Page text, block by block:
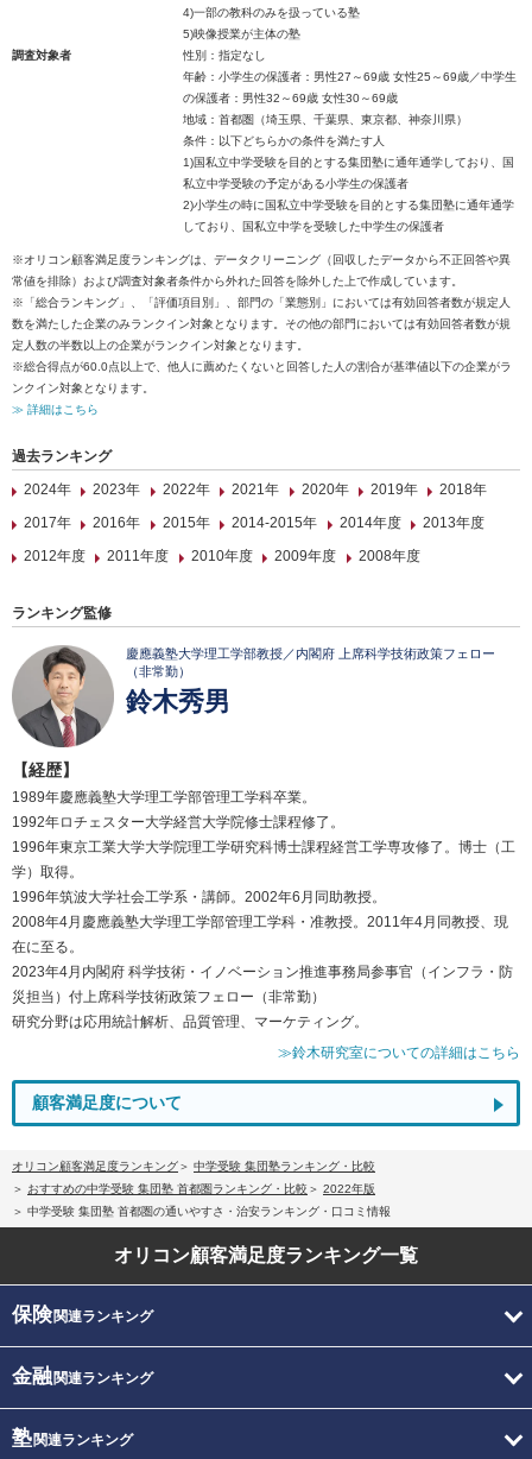
4)一部の教科のみを扱っている塾
5)映像授業が主体の塾
調査対象者
性別：指定なし
年齢：小学生の保護者：男性27～69歳 女性25～69歳／中学生
の保護者：男性32～69歳 女性30～69歳
地域：首都圏（埼玉県、千葉県、東京都、神奈川県）
条件：以下どちらかの条件を満たす人
1)国私立中学受験を目的とする集団塾に通年通学しており、国
私立中学受験の予定がある小学生の保護者
2)小学生の時に国私立中学受験を目的とする集団塾に通年通学
しており、国私立中学を受験した中学生の保護者
※オリコン顧客満足度ランキングは、データクリーニング（回収したデータから不正回答や異
常値を排除）および調査対象者条件から外れた回答を除外した上で作成しています。
※「総合ランキング」、「評価項目別」、部門の「業態別」においては有効回答者数が規定人
数を満たした企業のみランクイン対象となります。その他の部門においては有効回答者数が規
定人数の半数以上の企業がランクイン対象となります。
※総合得点が60.0点以上で、他人に薦めたくないと回答した人の割合が基準値以下の企業がラ
ンクイン対象となります。
≫ 詳細はこちら
過去ランキング
2024年
2023年 2022年 2021年 2020年 2019年
2018年
2017年
2016年 2015年 2014-2015年 2014年度
2013年度
2012年度
2011年度 2010年度 2009年度 2008年度
ランキング監修
慶應義塾大学理工学部教授／内閣府 上席科学技術政策フェロー
（非常勤）
鈴木秀男
【経歴】
1989年慶應義塾大学理工学部管理工学科卒業。
1992年ロチェスター大学経営大学院修士課程修了。
1996年東京工業大学大学院理工学研究科博士課程経営工学専攻修了。博士（工
学）取得。
1996年筑波大学社会工学系・講師。2002年6月同助教授。
2008年4月慶應義塾大学理工学部管理工学科・准教授。2011年4月同教授、現
在に至る。
2023年4月内閣府 科学技術・イノベーション推進事務局参事官（インフラ・防
災担当）付上席科学技術政策フェロー（非常勤）
研究分野は応用統計解析、品質管理、マーケティング。
≫鈴木研究室についての詳細はこちら
顧客満足度について
オリコン顧客満足度ランキング
中学受験 集団塾ランキング・比較
おすすめの中学受験 集団塾 首都圏ランキング・比較
2022年版
中学受験 集団塾 首都圏の通いやすさ・治安ランキング・口コミ情報
オリコン顧客満足度ランキング一覧
保険関連ランキング
金融関連ランキング
塾関連ランキング